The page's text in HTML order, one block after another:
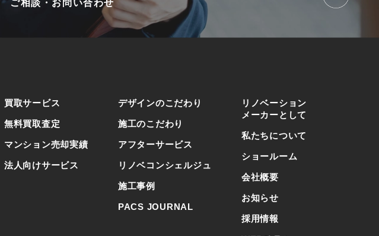
ご相談・お問い合わせ
買取サービス
無料買取査定
マンション売却実績
法人向けサービス
デザインのこだわり
施工のこだわり
アフターサービス
リノベコンシェルジュ
施工事例
PACS JOURNAL
リノベーション
メーカーとして
私たちについて
ショールーム
会社概要
お知らせ
採用情報